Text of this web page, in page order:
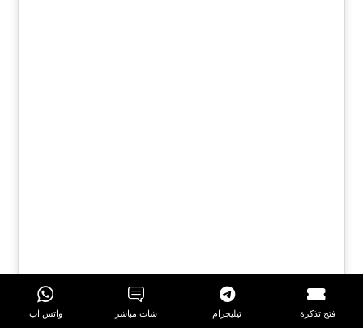
فتح تذكرة تيليجرام شات مباشر واتس اب